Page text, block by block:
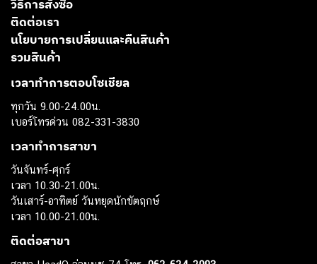
วิธีการสั่งซื้อ
ติดต่อเรา
นโยบายการเปลี่ยนและคืนสินค้า
รวมสินค้า
เวลาทำการตอบโซเชียล
ทุกวัน 9.00-24.00น.
เบอร์โทรด่วน 082-331-3830
เวลาทำการสาขา
วันจันทร์-ศุกร์
เวลา 10.30-21.00น.
วันเสาร์-อาทิตย์ วันหยุดนักขัตฤกษ์
เวลา 10.00-21.00น.
ติดต่อสาขา